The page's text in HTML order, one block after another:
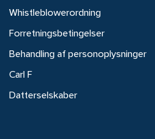
Whistleblowerordning
Forretningsbetingelser
Behandling af personoplysninger
Carl F
Datterselskaber